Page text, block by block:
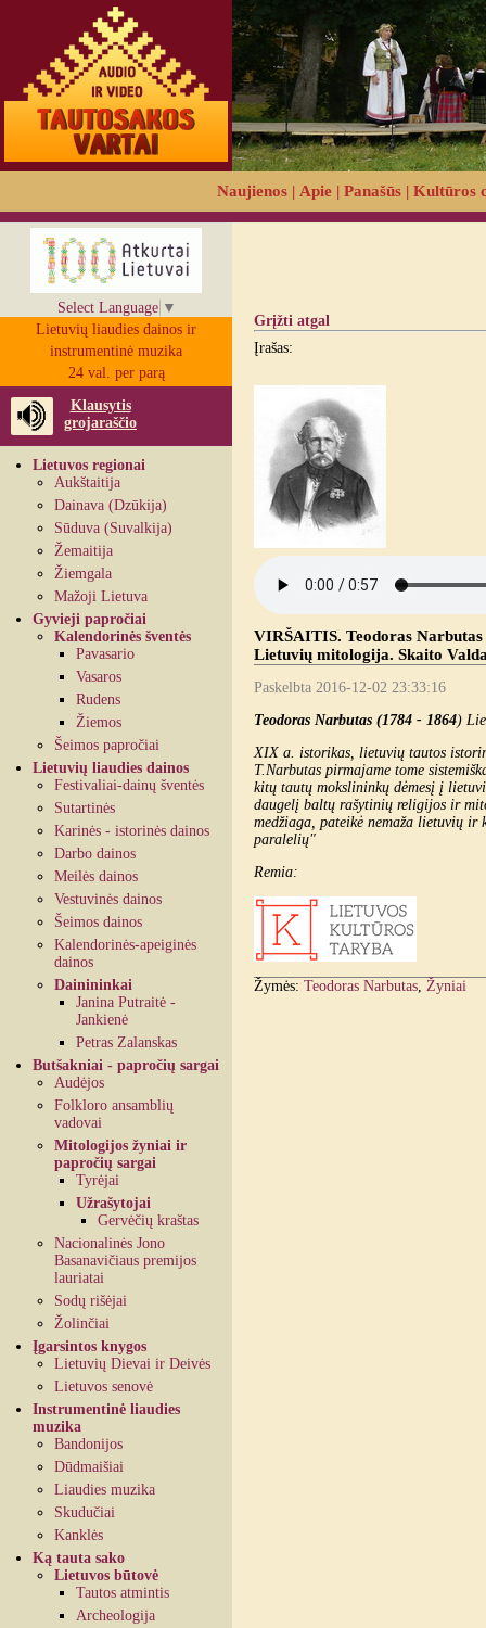
Naujienos | Apie | Panašūs | Kultūros
Select Language ▼
Lietuvių liaudies dainos ir
instrumentinė muzika
24 val. per parą
Klausytis
grojaraščio
Lietuvos regionai
Aukštaitija
Dainava (Dzūkija)
Sūduva (Suvalkija)
Žemaitija
Žiemgala
Mažoji Lietuva
Gyvieji papročiai
Kalendorinės šventės
Pavasario
Vasaros
Rudens
Žiemos
Šeimos papročiai
Lietuvių liaudies dainos
Festivaliai-dainų šventės
Sutartinės
Karinės - istorinės dainos
Darbo dainos
Meilės dainos
Vestuvinės dainos
Šeimos dainos
Kalendorinės-apeiginės
dainos
Dainininkai
Janina Putraitė -
Jankienė
Petras Zalanskas
Butšakniai - papročių sargai
Audėjos
Folkloro ansamblių
vadovai
Mitologijos žyniai ir
papročių sargai
Tyrėjai
Užrašytojai
Gervėčių kraštas
Nacionalinės Jono
Basanavičiaus premijos
lauriatai
Sodų rišėjai
Žolinčiai
Įgarsintos knygos
Lietuvių Dievai ir Deivės
Lietuvos senovė
Instrumentinė liaudies
muzika
Bandonijos
Dūdmaišiai
Liaudies muzika
Skudučiai
Kanklės
Ką tauta sako
Lietuvos būtovė
Tautos atmintis
Archeologija
Grįžti atgal
Įrašas:
VIRŠAITIS. Teodoras
Lietuvių mitologija. Skaito
Paskelbta 2016-12-02 23:33:16
Teodoras Narbutas (1784 - 1864)
XIX a. istorikas, lietuvių tautos
T.Narbutas pirmajame tome
kitų tautų mokslininkų dėmesį į
daugelį baltų rašytinių religijos ir
medžiaga, pateikė nemaža lietuvių
paralelių"
Remia:
Žymės: Teodoras Narbutas Žyniai